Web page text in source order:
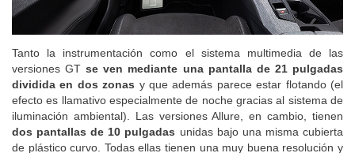
Tanto la instrumentación como el sistema multimedia de las
versiones GTse ven mediante una pantalla de 21 pulgadas
dividida en dos zonasy que además parece estar flotando (el
efecto es llamativo especialmente de noche gracias al sistema de
iluminación ambiental). Las versiones Allure, en cambio, tienen
dos pantallas de 10 pulgadasunidas bajo una misma cubierta